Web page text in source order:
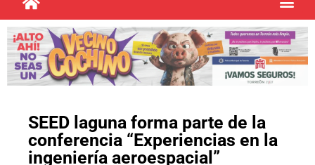
SEED laguna forma parte de la
conferencia “Experiencias en la
ingeniería aeroespacial”